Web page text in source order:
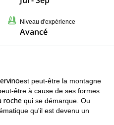
Niveau d'expérience
Avancé
est peut-être la montagne
être à cause de ses formes
roche qui se démarque. Ou
qu'il est devenu un